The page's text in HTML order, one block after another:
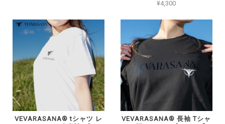
¥4,300
VEVARASANA®︎ tシャツ レ
VEVARASANA® 長袖 Tシャ